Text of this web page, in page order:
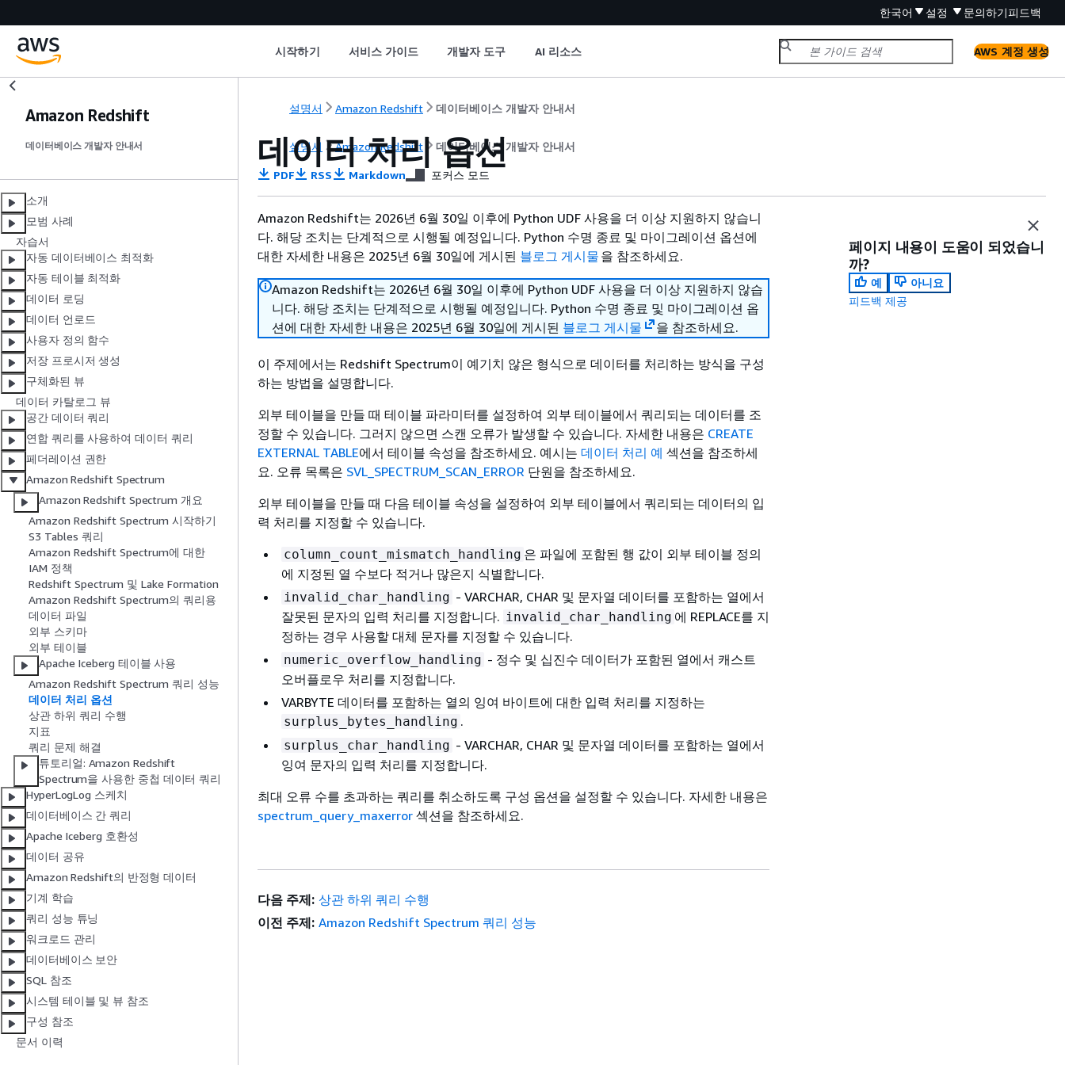
한국어 설정 문의하기피드백
시작하기 서비스 가이드 개발자 도구 AI 리소스 AWS 계정 생성
Amazon Redshift
데이터베이스 개발자 안내서
소개
모범 사례
자습서
자동 데이터베이스 최적화
자동 테이블 최적화
데이터 로딩
데이터 언로드
사용자 정의 함수
저장 프로시저 생성
구체화된 뷰
데이터 카탈로그 뷰
공간 데이터 쿼리
연합 쿼리를 사용하여 데이터 쿼리
페더레이션 권한
Amazon Redshift Spectrum
Amazon Redshift Spectrum 개요
Amazon Redshift Spectrum 시작하기
S3 Tables 쿼리
Amazon Redshift Spectrum에 대한
IAM 정책
Redshift Spectrum 및 Lake Formation
Amazon Redshift Spectrum의 쿼리용
데이터 파일
외부 스키마
외부 테이블
Apache Iceberg 테이블 사용
Amazon Redshift Spectrum 쿼리 성능
데이터 처리 옵션
상관 하위 쿼리 수행
지표
쿼리 문제 해결
튜토리얼: Amazon Redshift
Spectrum을 사용한 중첩 데이터 쿼리
HyperLogLog 스케치
데이터베이스 간 쿼리
Apache Iceberg 호환성
데이터 공유
Amazon Redshift의 반정형 데이터
기계 학습
쿼리 성능 튜닝
워크로드 관리
데이터베이스 보안
SQL 참조
시스템 테이블 및 뷰 참조
구성 참조
문서 이력
설명서 Amazon Redshift 데이터베이스 개발자 안내서
설명서 Amazon Redshift 데이터베이스 개발자 안내서
데이터 처리 옵션
PDF RSS Markdown 포커스 모드
Amazon Redshift는 2026년 6월 30일 이후에 Python UDF 사용을 더 이상 지원하지 않습니
다. 해당 조치는 단계적으로 시행될 예정입니다. Python 수명 종료 및 마이그레이션 옵션에
대한 자세한 내용은 2025년 6월 30일에 게시된 블로그 게시물 을 참조하세요.
Amazon Redshift는 2026년 6월 30일 이후에 Python UDF 사용을 더 이상 지원하지 않습
니다. 해당 조치는 단계적으로 시행될 예정입니다. Python 수명 종료 및 마이그레이션 옵
션에 대한 자세한 내용은 2025년 6월 30일에 게시된 블로그 게시물 을 참조하세요.
이 주제에서는 Redshift Spectrum이 예기치 않은 형식으로 데이터를 처리하는 방식을 구성
하는 방법을 설명합니다.
외부 테이블을 만들 때 테이블 파라미터를 설정하여 외부 테이블에서 쿼리되는 데이터를 조
정할 수 있습니다. 그러지 않으면 스캔 오류가 발생할 수 있습니다. 자세한 내용은 CREATE
EXTERNAL TABLE에서 테이블 속성을 참조하세요. 예시는 데이터 처리 예 섹션을 참조하세
요. 오류 목록은 SVL_SPECTRUM_SCAN_ERROR 단원을 참조하세요.
외부 테이블을 만들 때 다음 테이블 속성을 설정하여 외부 테이블에서 쿼리되는 데이터의 입
력 처리를 지정할 수 있습니다.
column_count_mismatch_handling 은 파일에 포함된 행 값이 외부 테이블 정의
에 지정된 열 수보다 적거나 많은지 식별합니다.
invalid_char_handling - VARCHAR, CHAR 및 문자열 데이터를 포함하는 열에서
잘못된 문자의 입력 처리를 지정합니다. invalid_char_handling 에 REPLACE를 지
정하는 경우 사용할 대체 문자를 지정할 수 있습니다.
numeric_overflow_handling - 정수 및 십진수 데이터가 포함된 열에서 캐스트
오버플로우 처리를 지정합니다.
VARBYTE 데이터를 포함하는 열의 잉여 바이트에 대한 입력 처리를 지정하는
surplus_bytes_handling .
surplus_char_handling - VARCHAR, CHAR 및 문자열 데이터를 포함하는 열에서
잉여 문자의 입력 처리를 지정합니다.
최대 오류 수를 초과하는 쿼리를 취소하도록 구성 옵션을 설정할 수 있습니다. 자세한 내용은
spectrum_query_maxerror 섹션을 참조하세요.
페이지 내용이 도움이 되었습니
까?
예
아니요
피드백 제공
다음 주제: 상관 하위 쿼리 수행
이전 주제: Amazon Redshift Spectrum 쿼리 성능